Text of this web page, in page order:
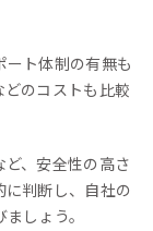
ート体制の有無も
どのコストも比較
ど、安全性の高さ
判断し、自社の
しょう。